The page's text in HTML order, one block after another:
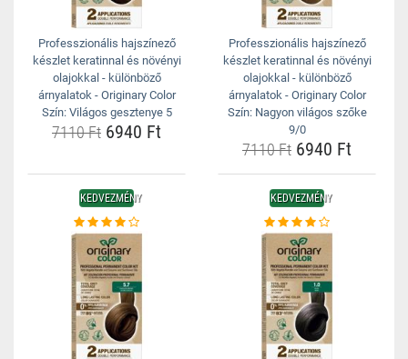
Professzionális hajszínező
készlet keratinnal és növényi
olajokkal - különböző
árnyalatok - Originary Color
Szín: Világos gesztenye 5
7110 Ft 6940 Ft
Professzionális hajszínező
készlet keratinnal és növényi
olajokkal - különböző
árnyalatok - Originary Color
Szín: Nagyon világos szőke
9/0
7110 Ft 6940 Ft
KEDVEZMÉNY KEDVEZMÉNY